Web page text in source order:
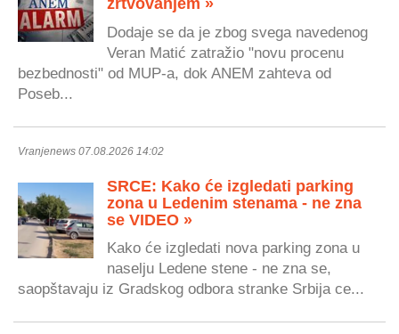
žrtvovanjem »
Dodaje se da je zbog svega navedenog
Veran Matić zatražio "novu procenu
bezbednosti" od MUP-a, dok ANEM zahteva od
Poseb...
Vranjenews 07.08.2026 14:02
SRCE: Kako će izgledati parking
zona u Ledenim stenama - ne zna
se VIDEO »
Kako će izgledati nova parking zona u
naselju Ledene stene - ne zna se,
saopštavaju iz Gradskog odbora stranke Srbija ce...